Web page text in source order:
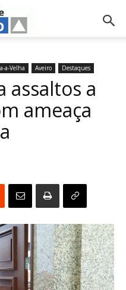
a-Velha Aveiro Destaques
assaltos a
ameaça